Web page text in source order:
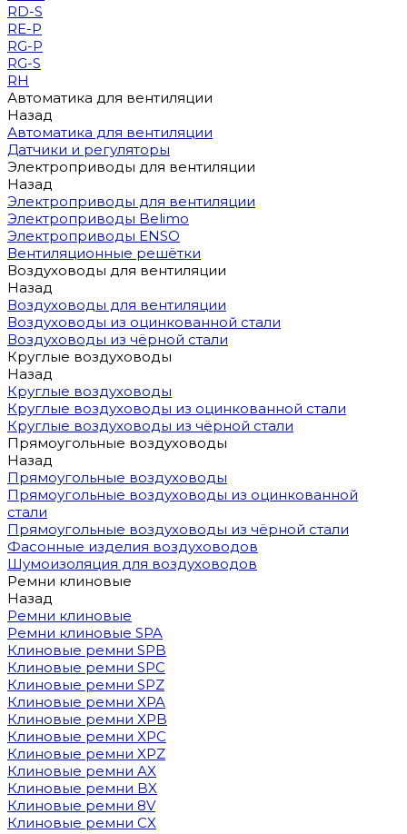
RD-S
RE-P
RG-P
RG-S
RH
Автоматика для вентиляции
Назад
Автоматика для вентиляции
Датчики и регуляторы
Электроприводы для вентиляции
Назад
Электроприводы для вентиляции
Электроприводы Belimo
Электроприводы ENSO
Вентиляционные решётки
Воздуховоды для вентиляции
Назад
Воздуховоды для вентиляции
Воздуховоды из оцинкованной стали
Воздуховоды из чёрной стали
Круглые воздуховоды
Назад
Круглые воздуховоды
Круглые воздуховоды из оцинкованной стали
Круглые воздуховоды из чёрной стали
Прямоугольные воздуховоды
Назад
Прямоугольные воздуховоды
Прямоугольные воздуховоды из оцинкованной
стали
Прямоугольные воздуховоды из чёрной стали
Фасонные изделия воздуховодов
Шумоизоляция для воздуховодов
Ремни клиновые
Назад
Ремни клиновые
Ремни клиновые SPA
Клиновые ремни SPB
Клиновые ремни SPC
Клиновые ремни SPZ
Клиновые ремни XPA
Клиновые ремни XPB
Клиновые ремни XPC
Клиновые ремни XPZ
Клиновые ремни AX
Клиновые ремни BX
Клиновые ремни 8V
Клиновые ремни CX